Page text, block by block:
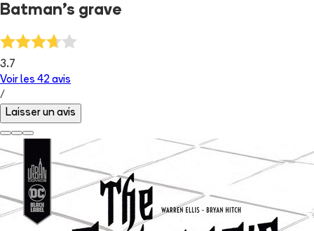
Batman's grave
3.7
Voir les 42 avis
/
Laisser un avis